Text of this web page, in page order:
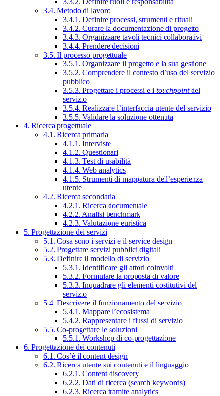
3.3.2. Definire ruoli e responsabilità
3.4. Metodo di lavoro
3.4.1. Definire processi, strumenti e rituali
3.4.2. Curare la documentazione di progetto
3.4.3. Organizzare tavoli tecnici collaborativi
3.4.4. Prendere decisioni
3.5. Il processo progettuale
3.5.1. Organizzare il progetto e la sua gestione
3.5.2. Comprendere il contesto d’uso del servizio
pubblico
3.5.3. Progettare i processi e i touchpointdel
servizio
3.5.4. Realizzare l’interfaccia utente del servizio
3.5.5. Validare la soluzione ottenuta
4. Ricerca progettuale
4.1. Ricerca primaria
4.1.1. Interviste
4.1.2. Questionari
4.1.3. Test di usabilità
4.1.4. Web analytics
4.1.5. Strumenti di mappatura dell’esperienza
utente
4.2. Ricerca secondaria
4.2.1. Ricerca documentale
4.2.2. Analisi benchmark
4.2.3. Valutazione euristica
5. Progettazione dei servizi
5.1. Cosa sono i servizi e il service design
5.2. Progettare servizi pubblici digitali
5.3. Definire il modello di servizio
5.3.1. Identificare gli attori coinvolti
5.3.2. Formulare la proposta di valore
5.3.3. Inquadrare gli elementi costitutivi del
servizio
5.4. Descrivere il funzionamento del servizio
5.4.1. Mappare l’ecosistema
5.4.2. Rappresentare i flussi di servizio
5.5. Co-progettare le soluzioni
5.5.1. Workshop di co-progettazione
6. Progettazione dei contenuti
6.1. Cos’è il content design
6.2. Ricerca utente sui contenuti e il linguaggio
6.2.1. Content discovery
6.2.2. Dati di ricerca (search keywords)
6.2.3. Ricerca tramite analytics